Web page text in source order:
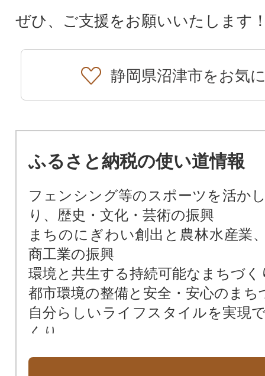
ぜひ、ご支援をお願いいたします
静岡県沼津市をお気
ふるさと納税の使い道情報
フェンシング等のスポーツを活か
り、歴史・文化・芸術の振興
まちのにぎわい創出と農林水産業
商工業の振興
環境と共生する持続可能なまちづく
都市環境の整備と安全・安心のまち
自分らしいライフスタイルを実現
くり